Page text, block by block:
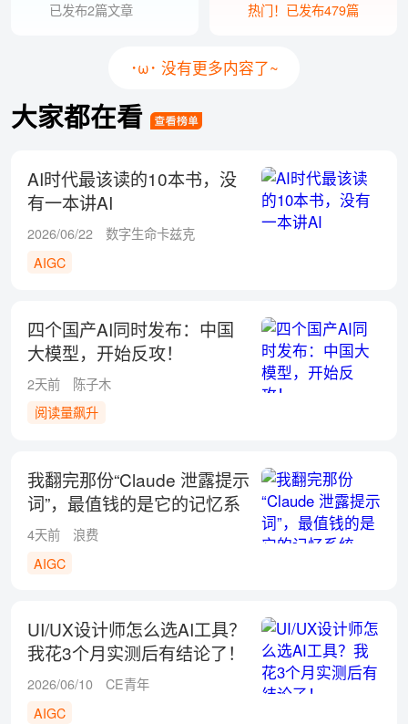
已发布2篇文章 热门！已发布479篇
･ω･ 没有更多内容了~
大家都在看
AI时代最该读的10本书，没
有一本讲AI
2026/06/22
数字生命卡兹克
AIGC
四个国产AI同时发布：中国
大模型，开始反攻！
2天前
陈子木
阅读量飙升
我翻完那份“Claude 泄露提示
词”，最值钱的是它的记忆系
统
4天前
浪费
AIGC
UI/UX设计师怎么选AI工具？
我花3个月实测后有结论了！
2026/06/10
CE青年
AIGC